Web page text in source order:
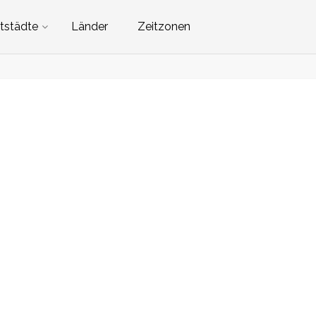
Länder Zeitzonen